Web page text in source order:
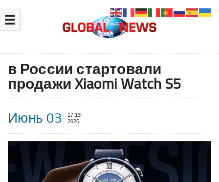
☰
в России стартовали
продажи Xiaomi Watch S5
Июнь 03
17:13
2026